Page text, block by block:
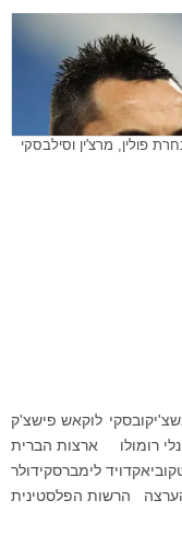
פולין, מרצ'ין וסילבסקי
לוקאש פישצ'ק
רומולו
ארצות הברית
דויד לימברסקידולר
הרשות הפלסטינית